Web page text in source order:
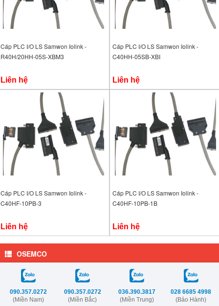
Cáp PLC I/O LS Samwon Iolink -
R40H/20HH-05S-XBM3
Liên hệ
Cáp PLC I/O LS Samwon Iolink -
C40HH-05SB-XBI
Liên hệ
Cáp PLC I/O LS Samwon Iolink -
C40HF-10PB-3
Liên hệ
Cáp PLC I/O LS Samwon Iolink -
C40HF-10PB-1B
Liên hệ
OSEMCO
090.357.0272
(Miền Nam)
090.357.0272
(Miền Bắc)
036.390.3817
(Miền Trung)
028 6685 4998
(Bảo Hành)